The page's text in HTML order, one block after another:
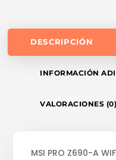
DESCRIPCIÓN
INFORMACIÓN
VALORACIONES (0)
MSI PRO Z690-A